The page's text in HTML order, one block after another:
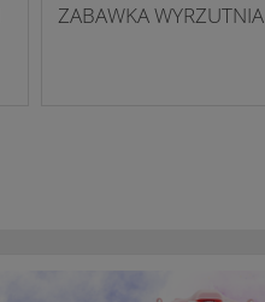
ZABAWKA WYRZUTNIA